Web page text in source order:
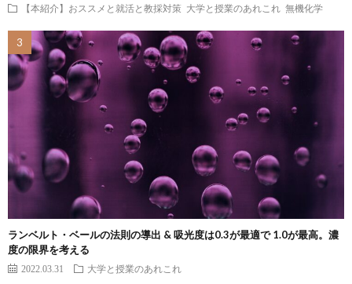
【本紹介】おススメと就活と教採対策 大学と授業のあれこれ 無機化学
ランベルト・ベールの法則の導出 & 吸光度は0.3が最適で 1.0が最高。濃
度の限界を考える
2022.03.31 大学と授業のあれこれ